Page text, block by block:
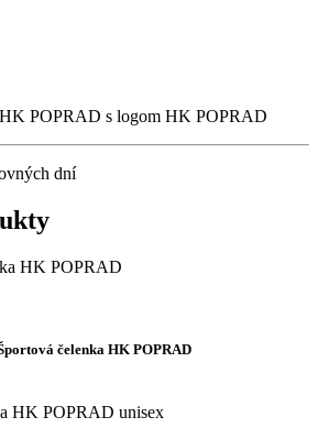
HK POPRAD s logom HK POPRAD
dní
čelenka HK POPRAD